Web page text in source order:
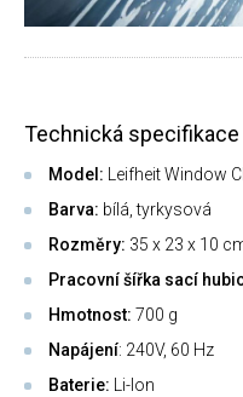
Technická specifikace
Model: Leifheit Window
Barva: bílá, tyrkysová
Rozměry: 35 x 23 x 10
Pracovní šířka sací
Hmotnost: 700 g
Napájení: 240V, 60 Hz
Baterie: Li-Ion